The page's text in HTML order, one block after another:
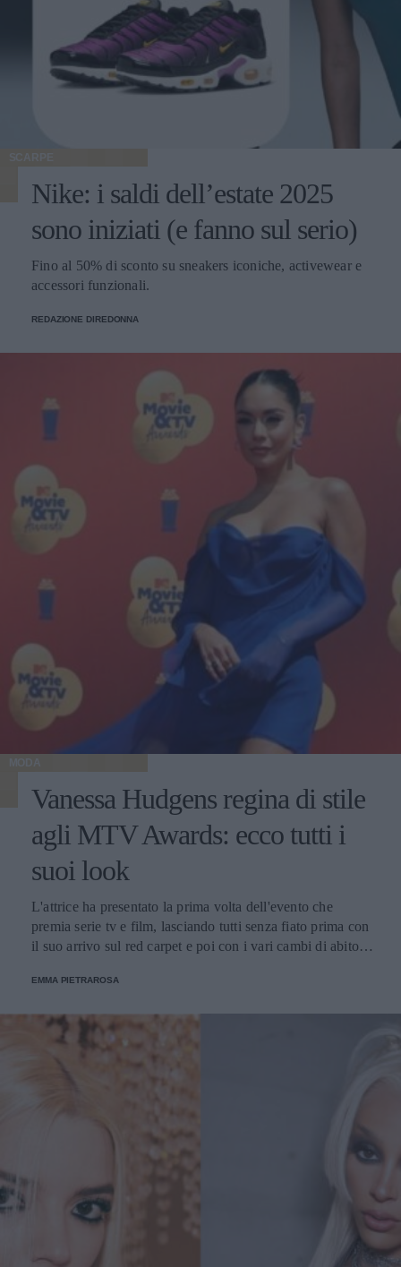
SCARPE
Nike: i saldi dell’estate 2025
sono iniziati (e fanno sul serio)
Fino al 50% di sconto su sneakers iconiche, activewear e
accessori funzionali.
REDAZIONE DIREDONNA
MODA
Vanessa Hudgens regina di stile
agli MTV Awards: ecco tutti i
suoi look
L'attrice ha presentato la prima volta dell'evento che
premia serie tv e film, lasciando tutti senza fiato prima con
il suo arrivo sul red carpet e poi con i vari cambi di abito
EMMA PIETRAROSA